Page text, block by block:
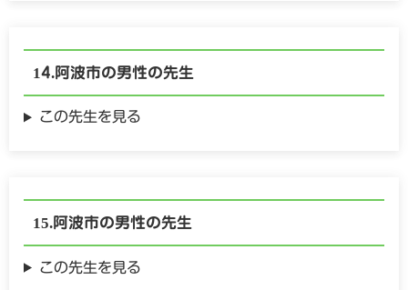
阿波市の男性の先生
この先生を見る
阿波市の男性の先生
この先生を見る